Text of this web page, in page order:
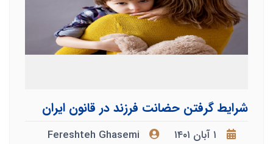
شرایط گرفتن حضانت فرزند در قانون ایران
۱ آبان ۱۴۰۱
Fereshteh Ghasemi